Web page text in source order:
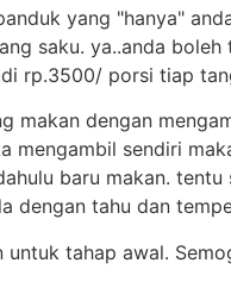
yang "hanya"
saku. ya..anda
rp.3500/ porsi tiap
makan dengan
mengambil sendiri
baru makan.
dengan tahu dan
tahap awal.